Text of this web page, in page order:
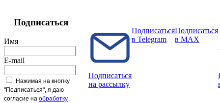
Подписаться
Имя
E-mail
Нажимая на кнопку
"Подписаться", я даю
согласие на обработку
Подписаться
на рассылку
Подписаться
в Telegram
Подписаться
в MAX